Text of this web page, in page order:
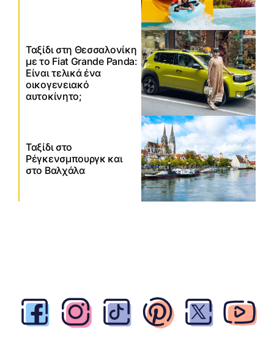
Ταξίδι στη Θεσσαλονίκη
με το Fiat Grande Panda:
Είναι τελικά ένα
οικογενειακό
αυτοκίνητο;
Ταξίδι στο
Ρέγκενσμπουργκ και
στο Βαλχάλα